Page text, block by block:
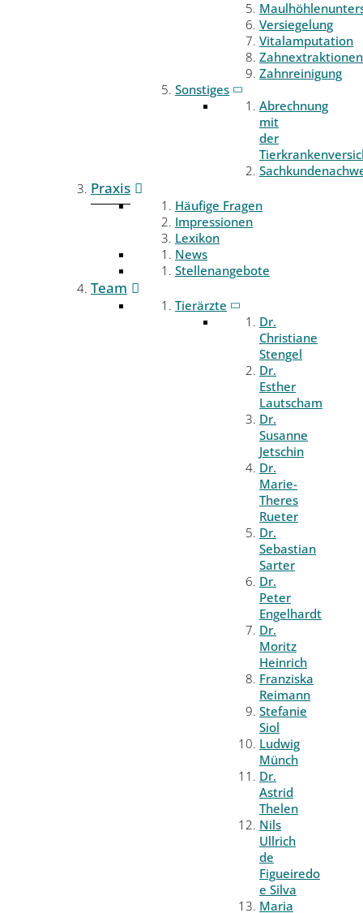
Versiegelung
Vitalamputation
Zahnextraktionen
Zahnreinigung
Sonstiges
Abrechnung
mit
der
Praxis
Häufige Fragen
Impressionen
Lexikon
News
Stellenangebote
Team
Tierärzte
Dr.
Christiane
Stengel
Dr.
Esther
Lautscham
Dr.
Susanne
Jetschin
Dr.
Marie-
Theres
Rueter
Dr.
Sebastian
Sarter
Dr.
Peter
Engelhardt
Dr.
Moritz
Heinrich
Franziska
Reimann
Stefanie
Siol
Ludwig
Münch
Dr.
Astrid
Thelen
Nils
Ullrich
de
Figueiredo
e Silva
Maria